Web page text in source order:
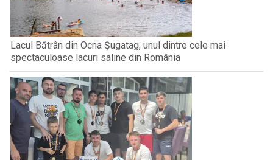
Lacul Bătrân din Ocna Șugatag, unul dintre cele mai
spectaculoase lacuri saline din România